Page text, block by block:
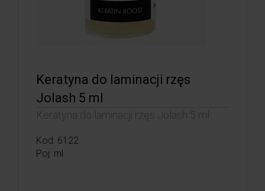
Keratyna do laminacji rzęs
Jolash 5 ml
Keratyna do laminacji rzęs Jolash 5 ml
Kod: 6122
Poj: ml